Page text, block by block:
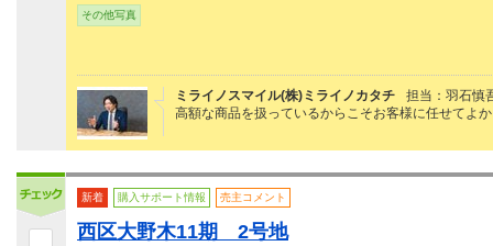
その他写真
ミライノスマイル(株)ミライノカタチ
担当：羽石慎
高額な商品を扱っているからこそお客様に任せてよ
新着 購入サポート情報 売主コメント
西区大野木11期 2号地